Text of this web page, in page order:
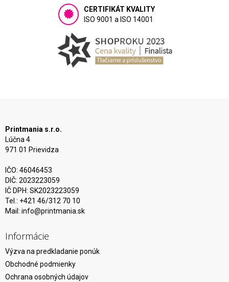
CERTIFIKÁT KVALITY
ISO 9001 a ISO 14001
Printmania s.r.o.
Lúčna 4
971 01 Prievidza
IČO: 46046453
DIČ: 2023223059
IČ DPH: SK2023223059
Tel.: +421 46/312 70 10
Mail: info@printmania.sk
Informácie
Výzva na predkladanie ponúk
Obchodné podmienky
Ochrana osobných údajov